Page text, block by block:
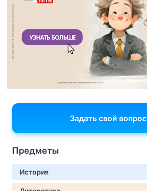
Задать свой вопрос
Предметы
История